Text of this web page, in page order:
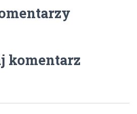
komentarz